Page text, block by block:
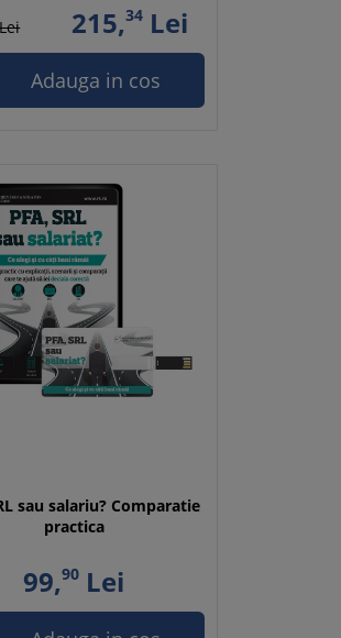
215,34Lei
Adauga in cos
sau salariu? Comparatie
practica
99,90Lei